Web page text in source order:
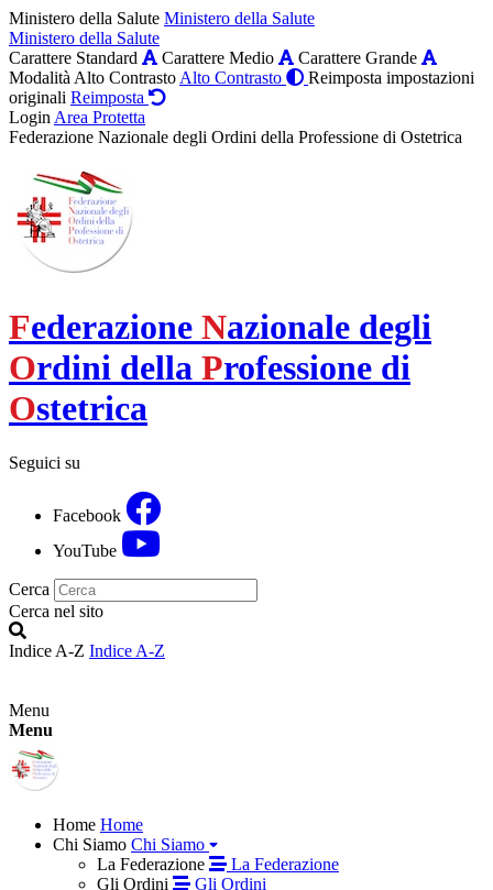
Ministero della Salute Ministero della Salute
Ministero della Salute
Carattere Standard
Carattere Medio
Carattere Grande
Modalità Alto Contrasto Alto Contrasto
Reimposta impostazioni
originali Reimposta
Login Area Protetta
Federazione Nazionale degli Ordini della Professione di Ostetrica
Federazione Nazionale degli
Ordini della Professione di
Ostetrica
Seguici su
Facebook
YouTube
Cerca
Cerca nel sito
Indice A-Z Indice A-Z
Menu
Menu
Home Home
Chi Siamo Chi Siamo
La Federazione
La Federazione
Gli Ordini
Gli Ordini